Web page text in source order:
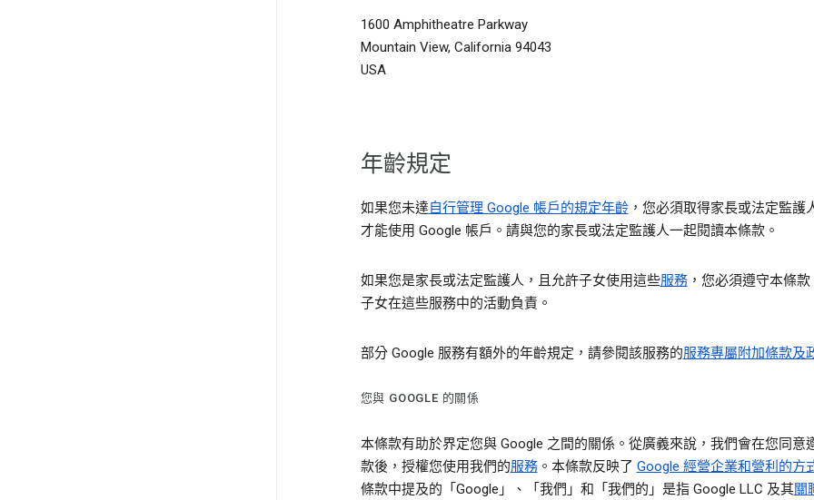
1600 Amphitheatre Parkway
Mountain View, California 94043
USA
年齡規定
如果您未達自行管理 Google 帳戶的規定年齡，您必須取得家長或法定監護
才能使用 Google 帳戶。請與您的家長或法定監護人一起閱讀本條款。
如果您是家長或法定監護人，且允許子女使用這些服務，您必須遵守本條款
子女在這些服務中的活動負責。
部分 Google 服務有額外的年齡規定，請參閱該服務的服務專屬附加條款及
您與 GOOGLE 的關係
本條款有助於界定您與 Google 之間的關係。從廣義來說，我們會在您同意
款後，授權您使用我們的服務。本條款反映了 Google 經營企業和營利的方
條款中提及的「Google」、「我們」和「我們的」是指 Google LLC 及其關